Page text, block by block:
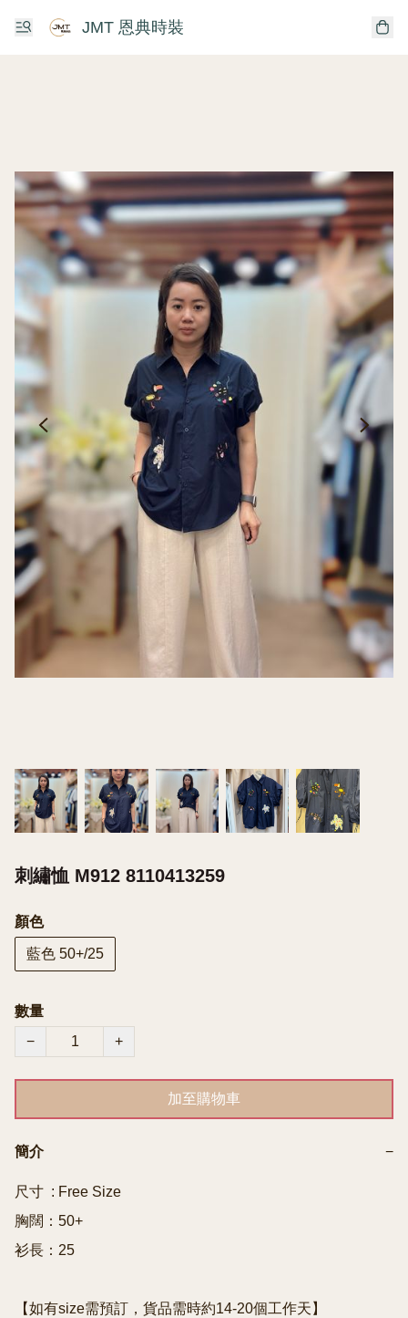
JMT 恩典時裝
刺繡恤 M912 8110413259
顏色
藍色 50+/25
數量
−
+
加至購物車
簡介 −
尺寸  : Free Size
胸闊：50+
衫長：25
【如有size需預訂，貨品需時約14-20個工作天】